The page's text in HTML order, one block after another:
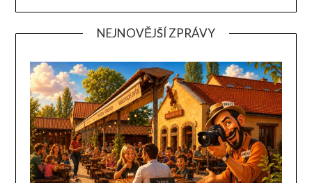
NEJNOVĚJŠÍ ZPRÁVY